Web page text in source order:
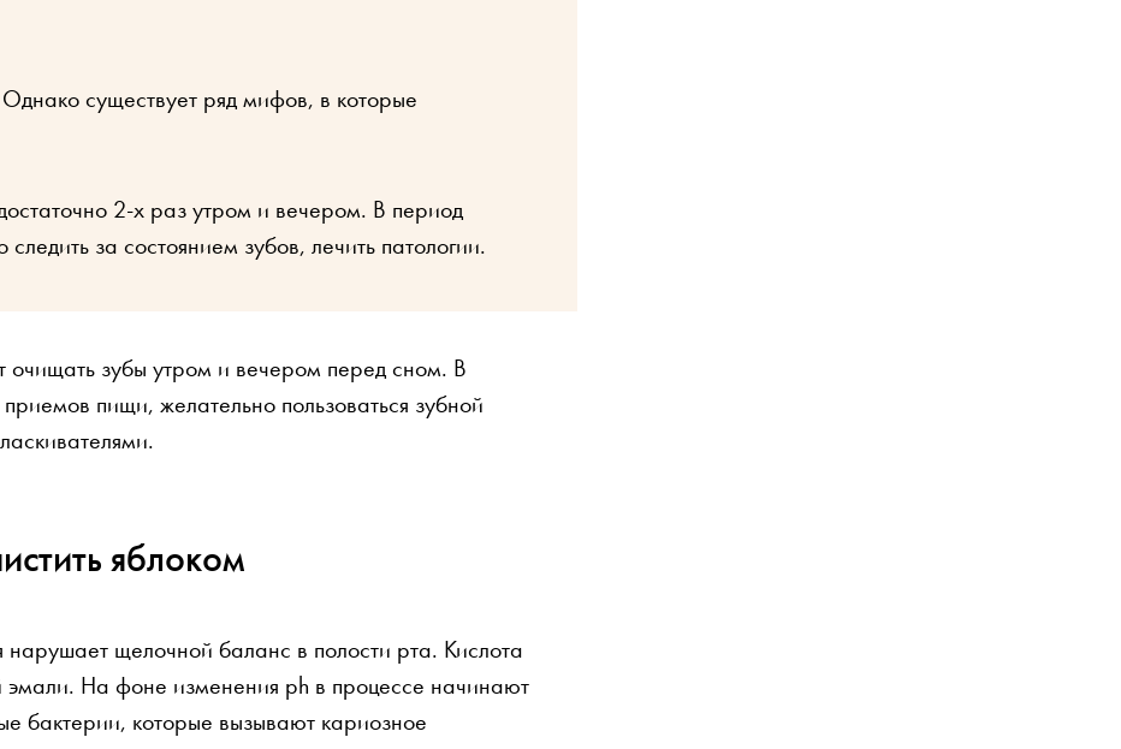
существует ряд мифов, в которые
2-х раз утром и вечером. В период
за состоянием зубов, лечить патологии.
очищать зубы утром и вечером перед сном. В
пищи, желательно пользоваться зубной
яблоком
нарушает щелочной баланс в полости рта. Кислота
эмали. На фоне изменения ph в процессе начинают
бактерии, которые вызывают кариозное